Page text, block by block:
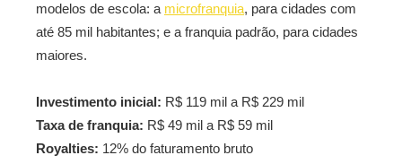
modelos de escola: a microfranquia, para cidades com
até 85 mil habitantes; e a franquia padrão, para cidades
maiores.
Investimento inicial: R$ 119 mil a R$ 229 mil
Taxa de franquia: R$ 49 mil a R$ 59 mil
Royalties: 12% do faturamento bruto